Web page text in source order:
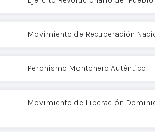
Movimiento de Recuperación
Peronismo Montonero Auténtico
Movimiento de Liberación